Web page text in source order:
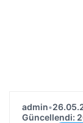
admin•
Güncellendi: